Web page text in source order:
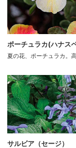
ポーチュラカ(ハナス
夏の花、ポーチュラカ。
サルビア（セージ）